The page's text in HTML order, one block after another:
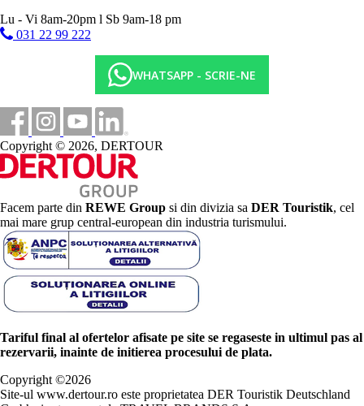
Lu - Vi 8am-20pm l Sb 9am-18 pm
031 22 99 222
WHATSAPP - SCRIE-NE
Copyright © 2026, DERTOUR
Facem parte din REWE Group si din divizia sa DER Touristik, cel
mai mare grup central-european din industria turismului.
Tariful final al ofertelor afisate pe site se regaseste in ultimul pas al
rezervarii, inainte de initierea procesului de plata.
Copyright ©2026
Site-ul www.dertour.ro este proprietatea DER Touristik Deutschland